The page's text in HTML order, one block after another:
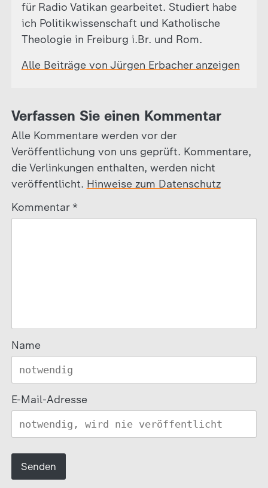
für Radio Vatikan gearbeitet. Studiert habe
ich Politikwissenschaft und Katholische
Theologie in Freiburg i.Br. und Rom.
Alle Beiträge von Jürgen Erbacher anzeigen
Verfassen Sie einen Kommentar
Alle Kommentare werden vor der
Veröffentlichung von uns geprüft. Kommentare,
die Verlinkungen enthalten, werden nicht
veröffentlicht. Hinweise zum Datenschutz
Kommentar *
Name
E-Mail-Adresse